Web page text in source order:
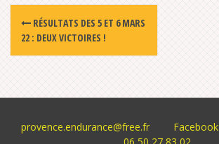
Post
navigation
RÉSULTATS DES 5 ET 6 MARS
22 : DEUX VICTOIRES !
provence.endurance@free.fr
Facebook